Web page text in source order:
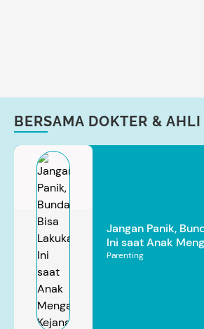
BERSAMA DOKTER & AHLI
Jangan Panik,
Ini saat Anak
Parenting